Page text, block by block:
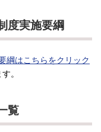
度実施要綱
綱はこちらをクリック
。
覧